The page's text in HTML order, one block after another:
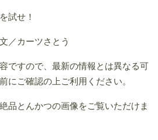
試せ！
／カーツさとう
ですので、最新の情報とは異なる可
にご確認の上ご利用ください。
品とんかつの画像をご覧いただけま